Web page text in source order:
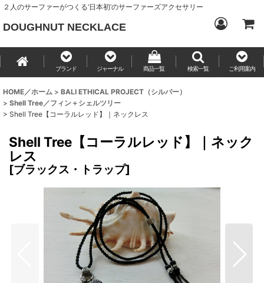
２人のサーファーがつくる‘日本初’のサーファーズアクセサリー
DOUGHNUT NECKLACE
ブランド ジャーナル 商品一覧 検索一覧 ご利用案内
HOME／ホーム > BALI ETHICAL PROJECT（シルバー）
> Shell Tree／フィン＋シェルツリー
> Shell Tree【コーラルレッド】｜ネックレス
Shell Tree【コーラルレッド】｜ネック
レス
[ブラックス・トラップ]